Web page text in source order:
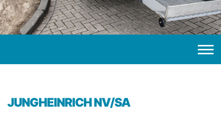
JUNGHEINRICH NV/SA